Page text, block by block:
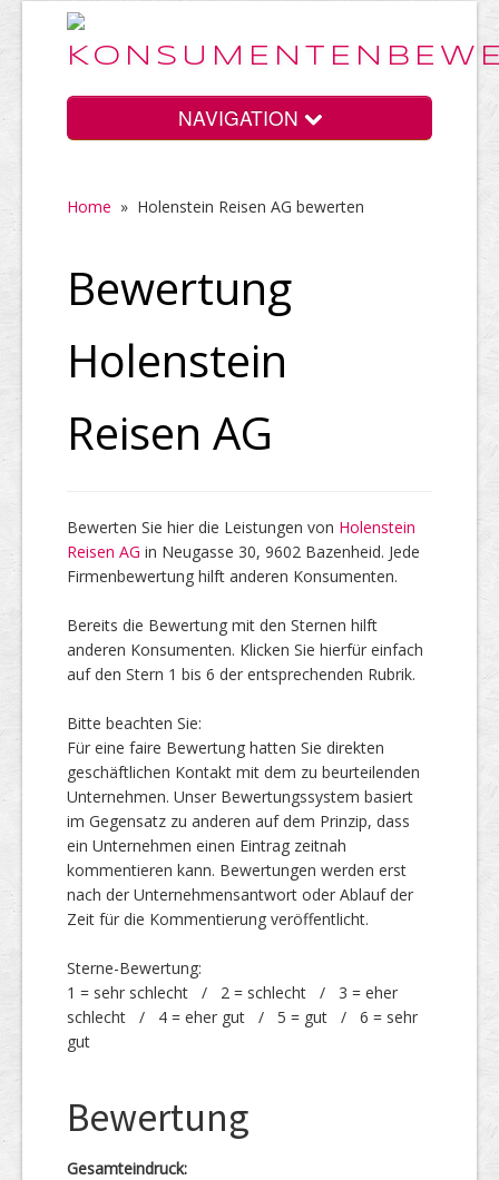
NAVIGATION
Home
Vorteile
Top Firmen
Über uns
Home » Holenstein Reisen AG bewerten
Bewertung
Holenstein
Reisen AG
Bewerten Sie hier die Leistungen von Holenstein
Reisen AG in Neugasse 30, 9602 Bazenheid. Jede
Firmenbewertung hilft anderen Konsumenten.
Bereits die Bewertung mit den Sternen hilft
anderen Konsumenten. Klicken Sie hierfür einfach
auf den Stern 1 bis 6 der entsprechenden Rubrik.
Bitte beachten Sie:
Für eine faire Bewertung hatten Sie direkten
geschäftlichen Kontakt mit dem zu beurteilenden
Unternehmen. Unser Bewertungssystem basiert
im Gegensatz zu anderen auf dem Prinzip, dass
ein Unternehmen einen Eintrag zeitnah
kommentieren kann. Bewertungen werden erst
nach der Unternehmensantwort oder Ablauf der
Zeit für die Kommentierung veröffentlicht.
Sterne-Bewertung:
1 = sehr schlecht / 2 = schlecht / 3 = eher
schlecht / 4 = eher gut / 5 = gut / 6 = sehr
gut
Bewertung
Gesamteindruck: